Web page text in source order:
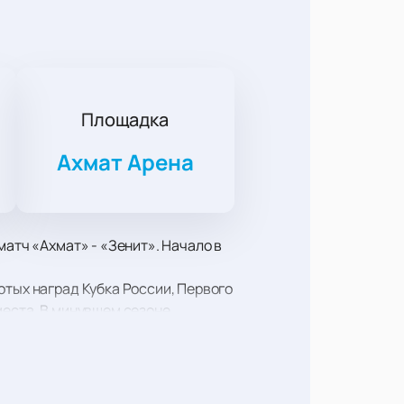
Площадка
Ахмат Арена
«Ахмат» - «Зенит». Начало в
наград Кубка России, Первого
В минувшем сезоне